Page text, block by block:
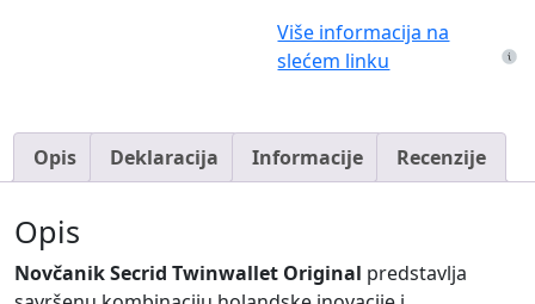
Više informacija na
slećem linku
Opis Deklaracija Informacije Recenzije
Opis
Novčanik Secrid Twinwallet Original predstavlja